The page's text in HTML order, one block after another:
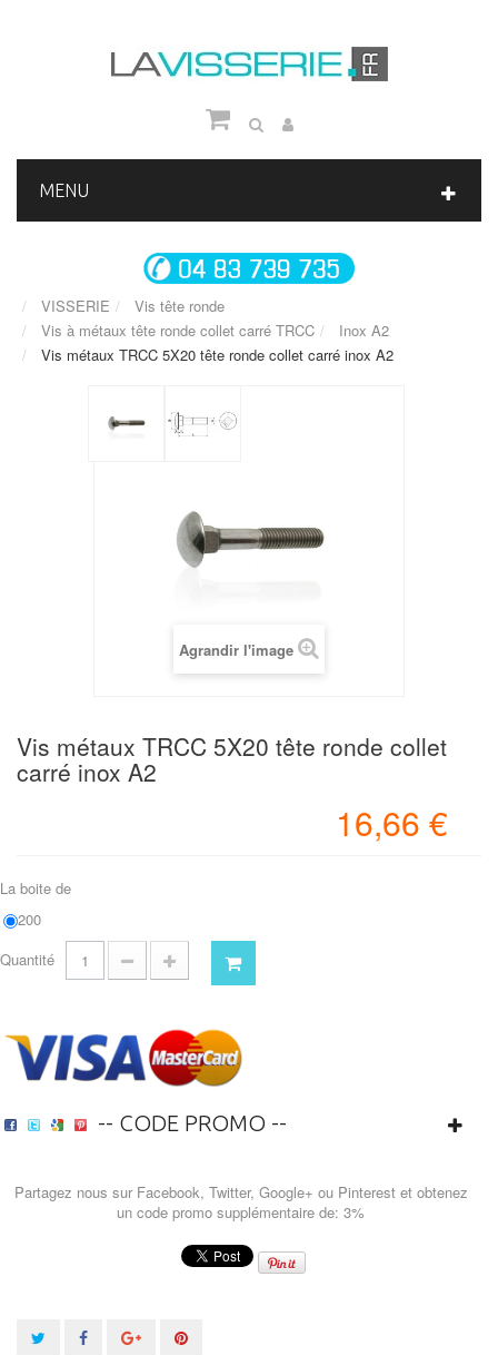
MENU
VISSERIE
Vis tête ronde
Vis à métaux tête ronde collet carré TRCC
Inox A2
Vis métaux TRCC 5X20 tête ronde collet carré inox A2
Agrandir l'image
Vis métaux TRCC 5X20 tête ronde collet
carré inox A2
16,66 €
La boite de
200
Quantité
-- CODE PROMO --
Partagez nous sur Facebook, Twitter, Google+ ou Pinterest et obtenez
un code promo supplémentaire de: 3%